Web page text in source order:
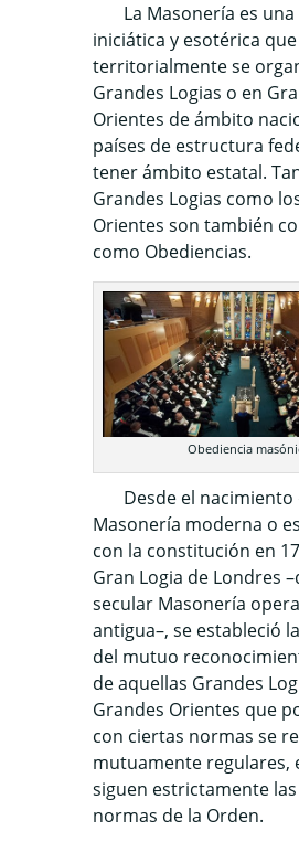
La Masonería es una
iniciática y esotérica que
territorialmente se
Grandes Logias o en
Orientes de ámbito
países de estructura
tener ámbito estatal.
Grandes Logias como
Orientes son también
como Obediencias.
Obediencia
Desde el nacimiento
Masonería moderna o
con la constitución en
Gran Logia de Londres
secular Masonería
antigua–, se estableció
del mutuo
de aquellas Grandes
Grandes Orientes que
con ciertas normas se
mutuamente regulares,
siguen estrictamente
normas de la Orden.